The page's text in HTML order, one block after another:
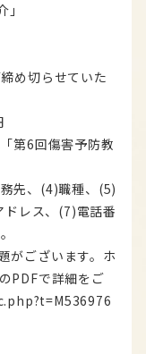
め切らせていた
第6回傷害予防教
先、(4)職種、(5)
レス、(7)電話番
がございます。ホ
PDFで詳細をご